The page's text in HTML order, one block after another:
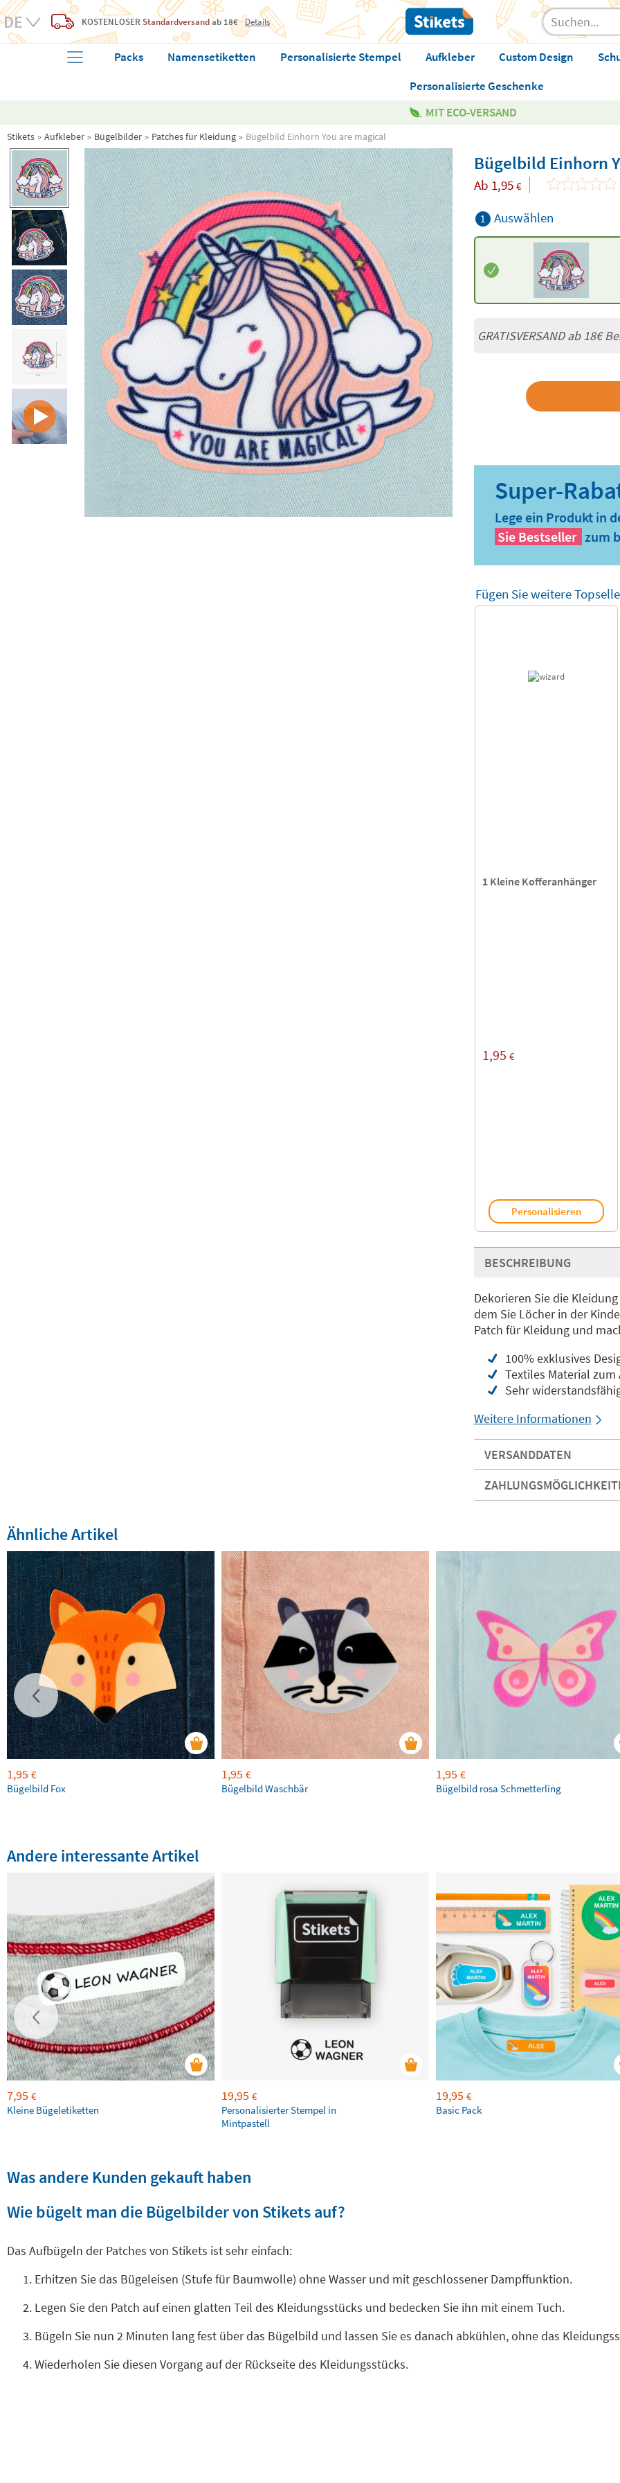
KOSTENLOSER Standardversandab 18€ Details
Packs Namensetiketten Personalisierte Stempel Aufkleber Custom Design
Personalisierte Geschenke
MIT ECO-VERSAND
Stikets Aufkleber Bügelbilder Patches für Kleidung Bügelbild Einhorn You are magical
Bügelbild Einhorn
Ab 1,95 €
1 Auswählen
GRATISVERSAND ab18€
Lege ein Produkt in
Sie Bestseller zum
Fügen Sie weitere
1 Kleine Kofferanhänger
1,95 €
Personalisieren
BESCHREIBUNG
Dekorieren Sie die
dem Sie Löcher in der
Patch für Kleidung und
100% exklusives
Textiles Material zum
Sehr
Weitere Informationen
VERSANDDATEN
Ähnliche Artikel
1,95 €
Bügelbild Fox
1,95 €
Bügelbild Waschbär
1,95 €
Bügelbild rosa Schmetterling
Andere interessante Artikel
7,95 €
Kleine Bügeletiketten
19,95 €
Personalisierter Stempel in
Mintpastell
19,95 €
Basic Pack
Was andere Kunden gekauft haben
Wie bügelt man die Bügelbilder von Stikets auf?
Das Aufbügeln der Patches von Stikets ist sehr einfach:
Erhitzen Sie das Bügeleisen (Stufe für Baumwolle) ohne Wasser und mit geschlossener Dampffunktion.
Legen Sie den Patch auf einen glatten Teil des Kleidungsstücks und bedecken Sie ihn mit einem Tuch.
Bügeln Sie nun 2 Minuten lang fest über das Bügelbild und lassen Sie es danach abkühlen, ohne das
Wiederholen Sie diesen Vorgang auf der Rückseite des Kleidungsstücks.